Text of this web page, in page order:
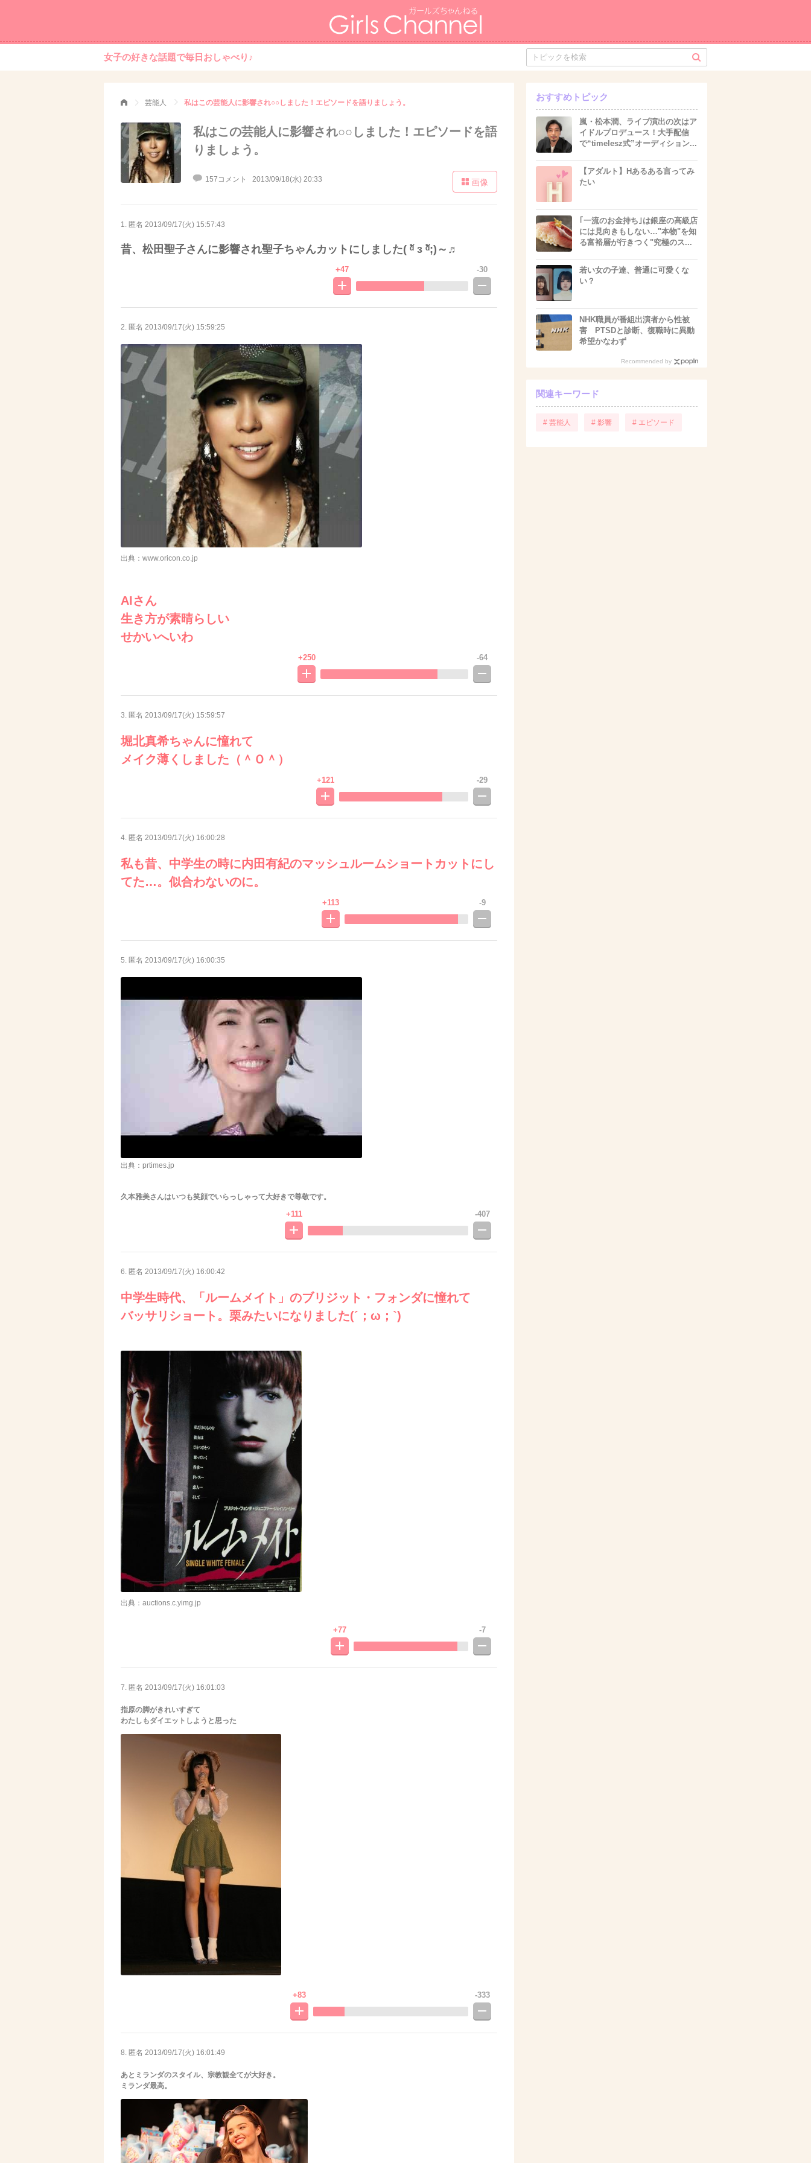
女子の好きな話題で毎日おしゃべり♪
芸能人 私はこの芸能人に影響され○○しました！エピソードを語りましょう。
私はこの芸能人に影響され○○しました！エピソードを語
りましょう。
157コメント 2013/09/18(水) 20:33 画像
1. 匿名 2013/09/17(火) 15:57:43
昔、松田聖子さんに影響され聖子ちゃんカットにしました( ᵅั ᴈ ᵅั;)～♬
+47 -30
2. 匿名 2013/09/17(火) 15:59:25
出典：www.oricon.co.jp
AIさん
生き方が素晴らしい
せかいへいわ
+250 -64
3. 匿名 2013/09/17(火) 15:59:57
堀北真希ちゃんに憧れて
メイク薄くしました（＾Ｏ＾）
+121 -29
4. 匿名 2013/09/17(火) 16:00:28
私も昔、中学生の時に内田有紀のマッシュルームショートカットにし
てた…。似合わないのに。
+113 -9
5. 匿名 2013/09/17(火) 16:00:35
出典：prtimes.jp
久本雅美さんはいつも笑顔でいらっしゃって大好きで尊敬です。
+111 -407
6. 匿名 2013/09/17(火) 16:00:42
中学生時代、「ルームメイト」のブリジット・フォンダに憧れて
バッサリショート。栗みたいになりました(´；ω；`)
出典：auctions.c.yimg.jp
+77 -7
7. 匿名 2013/09/17(火) 16:01:03
指原の脚がきれいすぎて
わたしもダイエットしようと思った
+83 -333
8. 匿名 2013/09/17(火) 16:01:49
あとミランダのスタイル、宗教観全てが大好き。
ミランダ最高。
おすすめトピック
嵐・松本潤、ライブ演出の次はア
イドルプロデュース！大手配信
で“timelesz式”オーディション...
【アダルト】Hあるある言ってみ
たい
｢一流のお金持ち｣は銀座の高級店
には見向きもしない…"本物"を知
る富裕層が行きつく"究極のス...
若い女の子達、普通に可愛くな
い？
NHK職員が番組出演者から性被
害 PTSDと診断、復職時に異動
希望かなわず
Recommended by
関連キーワード
# 芸能人 # 影響 # エピソード